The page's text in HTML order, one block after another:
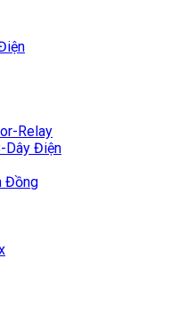
Relay
Dây Điện
Đồng